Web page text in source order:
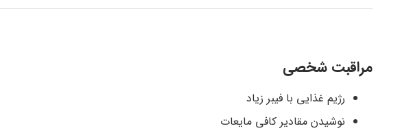
مراقبت شخصی
رژیم غذایی با فیبر زیاد
نوشیدن مقادیر کافی مایعات